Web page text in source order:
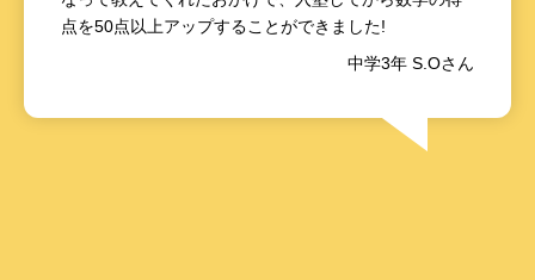
点を50点以上アップすることができました!
中学3年 S.Oさん